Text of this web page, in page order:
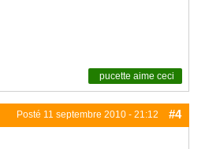
pucette aime ceci
Posté 11 septembre 2010 - 21:12 #4